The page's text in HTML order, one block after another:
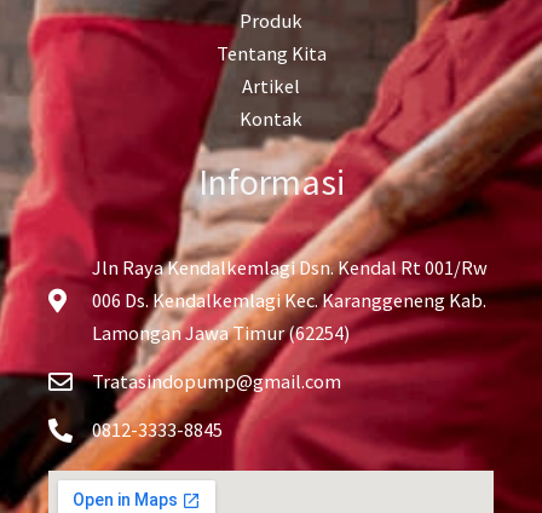
Produk
Tentang Kita
Artikel
Kontak
Informasi
Jln Raya Kendalkemlagi Dsn. Kendal Rt 001/Rw
006 Ds. Kendalkemlagi Kec. Karanggeneng Kab.
Lamongan Jawa Timur (62254)
Tratasindopump@gmail.com
0812-3333-8845